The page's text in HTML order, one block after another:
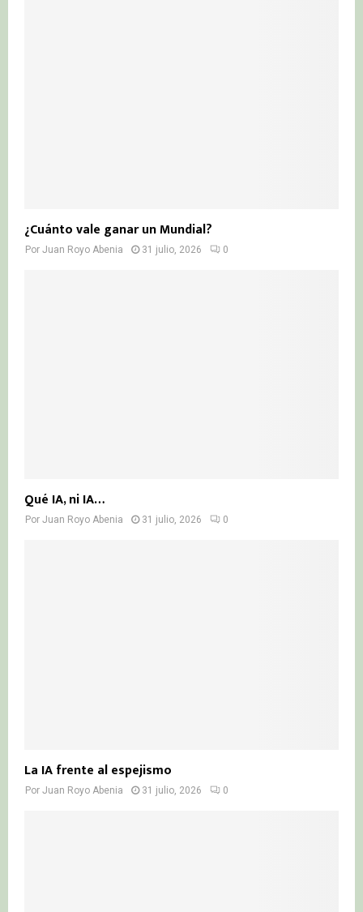
¿Cuánto vale ganar un Mundial?
Por Juan Royo Abenia 31 julio, 2026 0
Qué IA, ni IA…
Por Juan Royo Abenia 31 julio, 2026 0
La IA frente al espejismo
Por Juan Royo Abenia 31 julio, 2026 0